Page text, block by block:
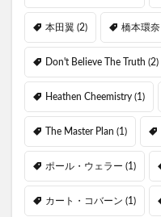
本田翼 (2) 橋本環奈
Don't Believe The Truth (2)
Heathen Cheemistry (1)
The Master Plan (1)
ポール・ウェラー (1)
カート・コバーン (1)